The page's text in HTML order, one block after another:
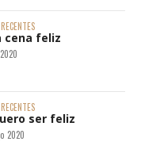
RECENTES
cena feliz
RECENTES
ser feliz
2020